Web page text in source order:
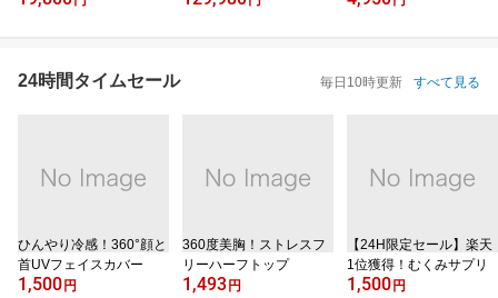
24時間タイムセール 毎日10時更新 すべて見る
ひんやり冷感！360°顔と
首UVフェイスカバー
1,500 円
360度美胸！ストレスフ
リーハーフトップ
1,493 円
【24H限定セール】楽天
1位獲得！むくみサプリ
1,500 円